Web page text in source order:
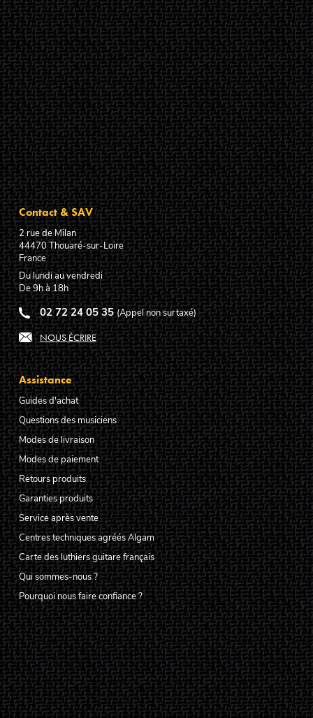
Contact & SAV
2 rue de Milan
44470 Thouaré-sur-Loire
France
Du lundi au vendredi
De 9h à 18h
02 72 24 05 35 (Appel non surtaxé)
NOUS ÉCRIRE
Assistance
Guides d'achat
Questions des musiciens
Modes de livraison
Modes de paiement
Retours produits
Garanties produits
Service après vente
Centres techniques agréés Algam
Carte des luthiers guitare français
Qui sommes-nous ?
Pourquoi nous faire confiance ?